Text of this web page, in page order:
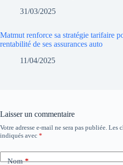
31/03/2025
Matmut renforce sa stratégie tarifaire
rentabilité de ses assurances auto
11/04/2025
Laisser un commentaire
Votre adresse e-mail ne sera pas publiée. Les
indiqués avec *
Nom*